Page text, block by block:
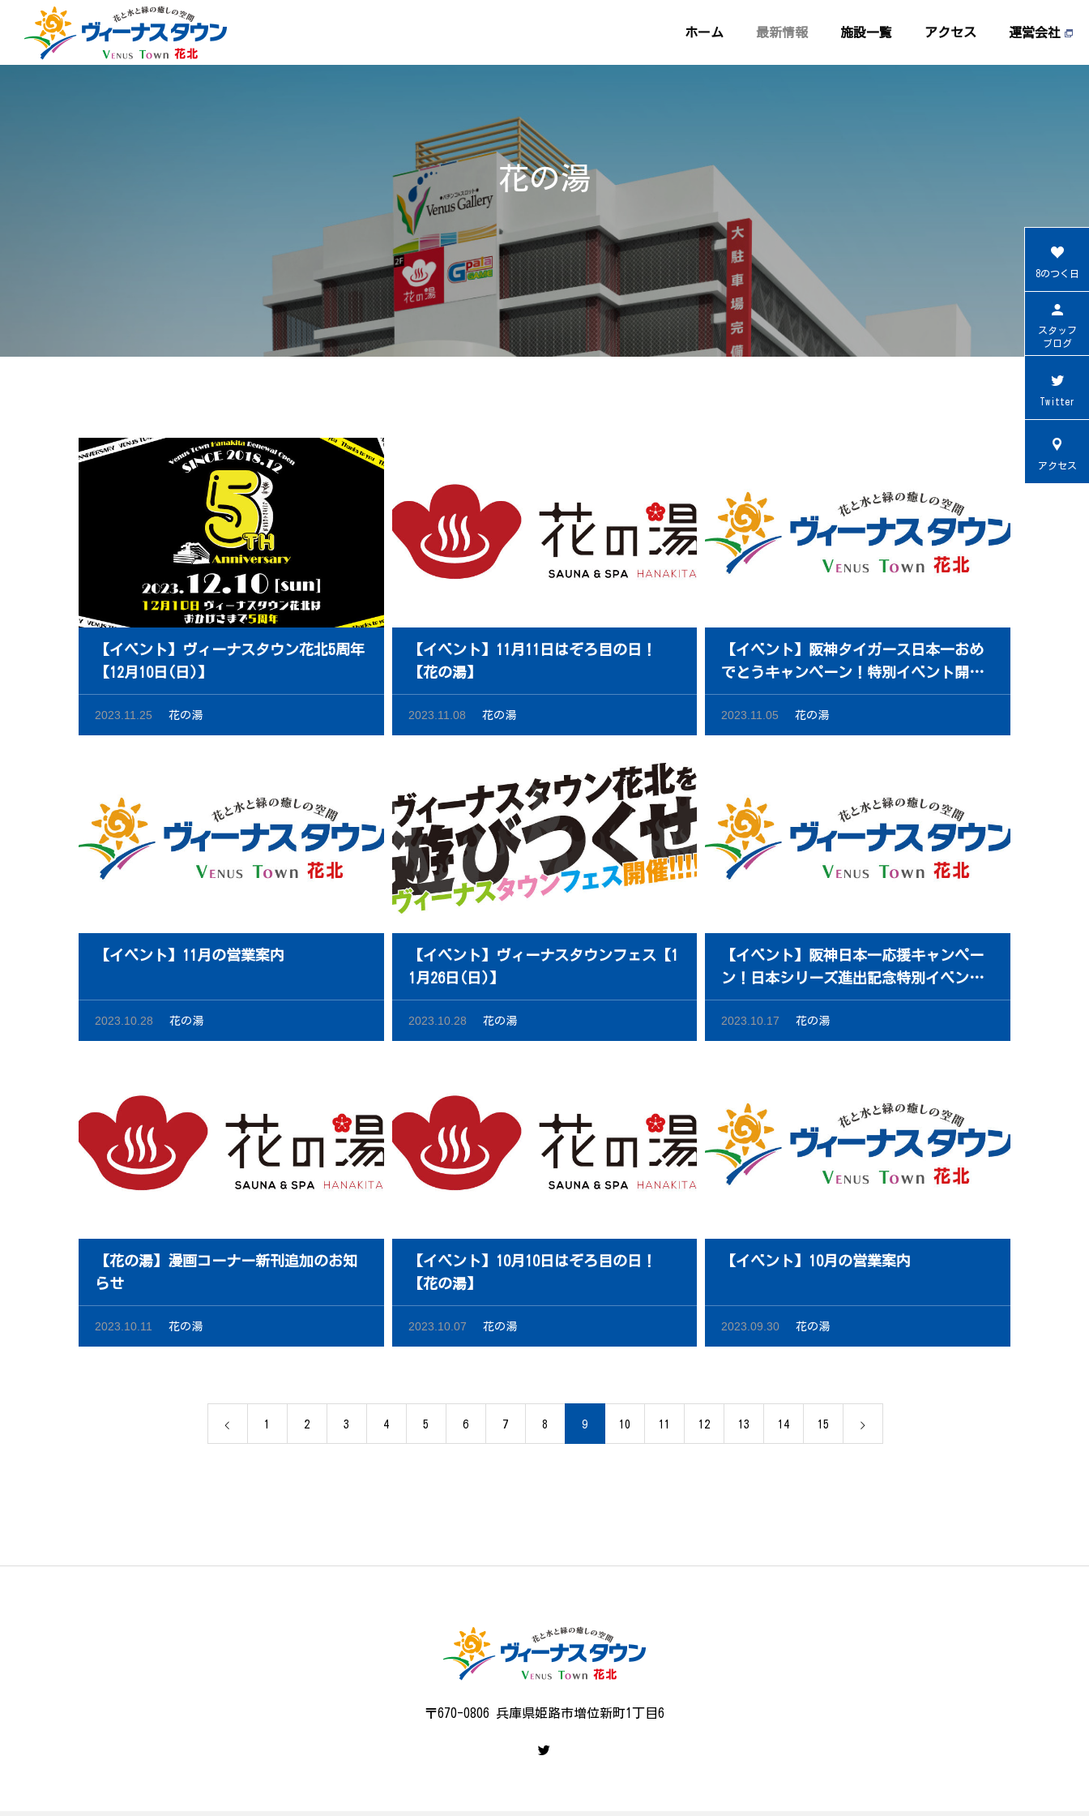
ホーム 最新情報 施設一覧 アクセス 運営会社
花の湯
【イベント】ヴィーナスタウン花北5周年
【12月10日(日)】
2023.11.25 花の湯
【イベント】11月11日はぞろ目の日！
【花の湯】
2023.11.08 花の湯
【イベント】阪神タイガース日本一おめ
でとうキャンペーン！特別イベント開
催！【夢と感動をありがとう】
2023.11.05 花の湯
【イベント】11月の営業案内
2023.10.28 花の湯
【イベント】ヴィーナスタウンフェス【1
1月26日(日)】
2023.10.28 花の湯
【イベント】阪神日本一応援キャンペー
ン！日本シリーズ進出記念特別イベント
開催！
2023.10.17 花の湯
【花の湯】漫画コーナー新刊追加のお知
らせ
2023.10.11 花の湯
【イベント】10月10日はぞろ目の日！
【花の湯】
2023.10.07 花の湯
【イベント】10月の営業案内
2023.09.30 花の湯
1 2 3 4 5 6 7 8 9 10 11 12 13 14 15
〒670-0806 兵庫県姫路市増位新町1丁目6
8のつく日
スタッフ
ブログ
Twitter
アクセス